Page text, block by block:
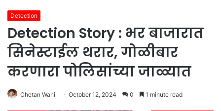
Detection
Detection Story : भर बाजारात
सिनेस्टाईल थरार, गोळीबार
करणारा पोलिसांच्या जाळ्यात
Chetan Wani October 12, 2024 0 1 minute read